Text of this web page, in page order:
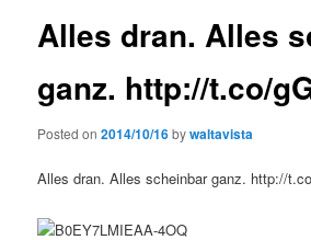
Alles dran. Alles
ganz. http://t.co/
Posted on2014/10/16bywaltavista
Alles dran. Alles scheinbar ganz. http://